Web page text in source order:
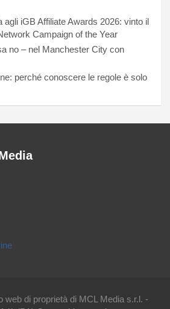
agli iGB Affiliate Awards 2026: vinto il
Campaign of the Year
no – nel Manchester City con
perché conoscere le regole è solo
web di proprietà di MCL Media s.r.l. -